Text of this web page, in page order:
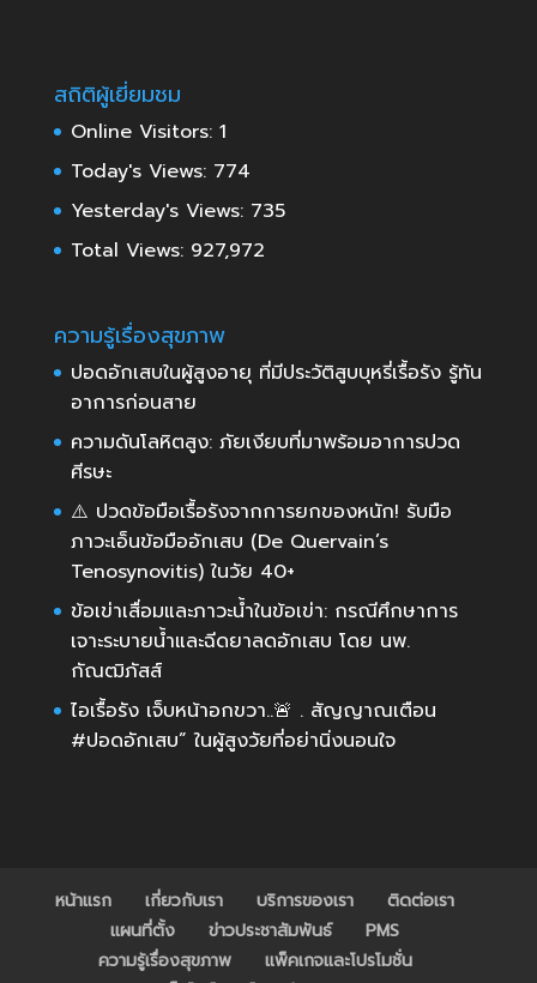
สถิติผู้เยี่ยมชม
Online Visitors: 1
Today's Views: 774
Yesterday's Views: 735
Total Views: 927,972
ความรู้เรื่องสุขภาพ
ปอดอักเสบในผู้สูงอายุ ที่มีประวัติสูบบุหรี่เรื้อรัง รู้ทัน
อาการก่อนสาย
ความดันโลหิตสูง: ภัยเงียบที่มาพร้อมอาการปวด
ศีรษะ
⚠️ ปวดข้อมือเรื้อรังจากการยกของหนัก! รับมือ
ภาวะเอ็นข้อมืออักเสบ (De Quervain’s
Tenosynovitis) ในวัย 40+
ข้อเข่าเสื่อมและภาวะน้ำในข้อเข่า: กรณีศึกษาการ
เจาะระบายน้ำและฉีดยาลดอักเสบ โดย นพ.
กัณฒิภัสส์
ไอเรื้อรัง เจ็บหน้าอกขวา..🚨 . สัญญาณเตือน
#ปอดอักเสบ” ในผู้สูงวัยที่อย่านิ่งนอนใจ
หน้าแรก เกี่ยวกับเรา บริการของเรา
ติดต่อเรา
แผนที่ตั้ง
ข่าวประชาสัมพันธ์
PMS
ความรู้เรื่องสุขภาพ
แพ็คเกจและโปรโมชั่น